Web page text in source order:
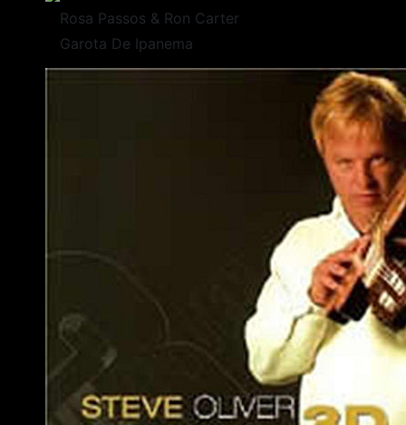
Rosa Passos & Ron Carter
Garota De Ipanema